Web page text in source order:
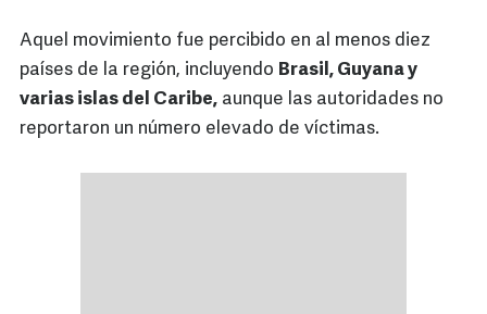
Aquel movimiento fue percibido en al menos diez
países de la región, incluyendo Brasil, Guyana y
varias islas del Caribe, aunque las autoridades no
reportaron un número elevado de víctimas.